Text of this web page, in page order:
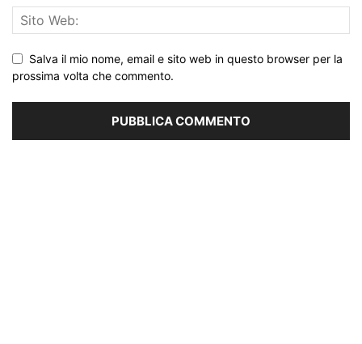
Salva il mio nome, email e sito web in questo browser per la
prossima volta che commento.